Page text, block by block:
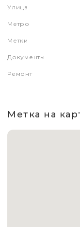
Улица
Метро
Метки
Документы
Ремонт
Метка на